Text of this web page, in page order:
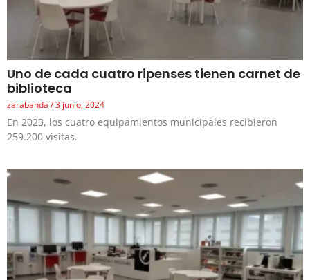
Uno de cada cuatro ripenses tienen carnet de
biblioteca
zarabanda 3 junio, 2024
En 2023, los cuatro equipamientos municipales recibieron
259.200 visitas.